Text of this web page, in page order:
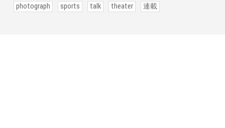
photograph
sports talk theater 連載